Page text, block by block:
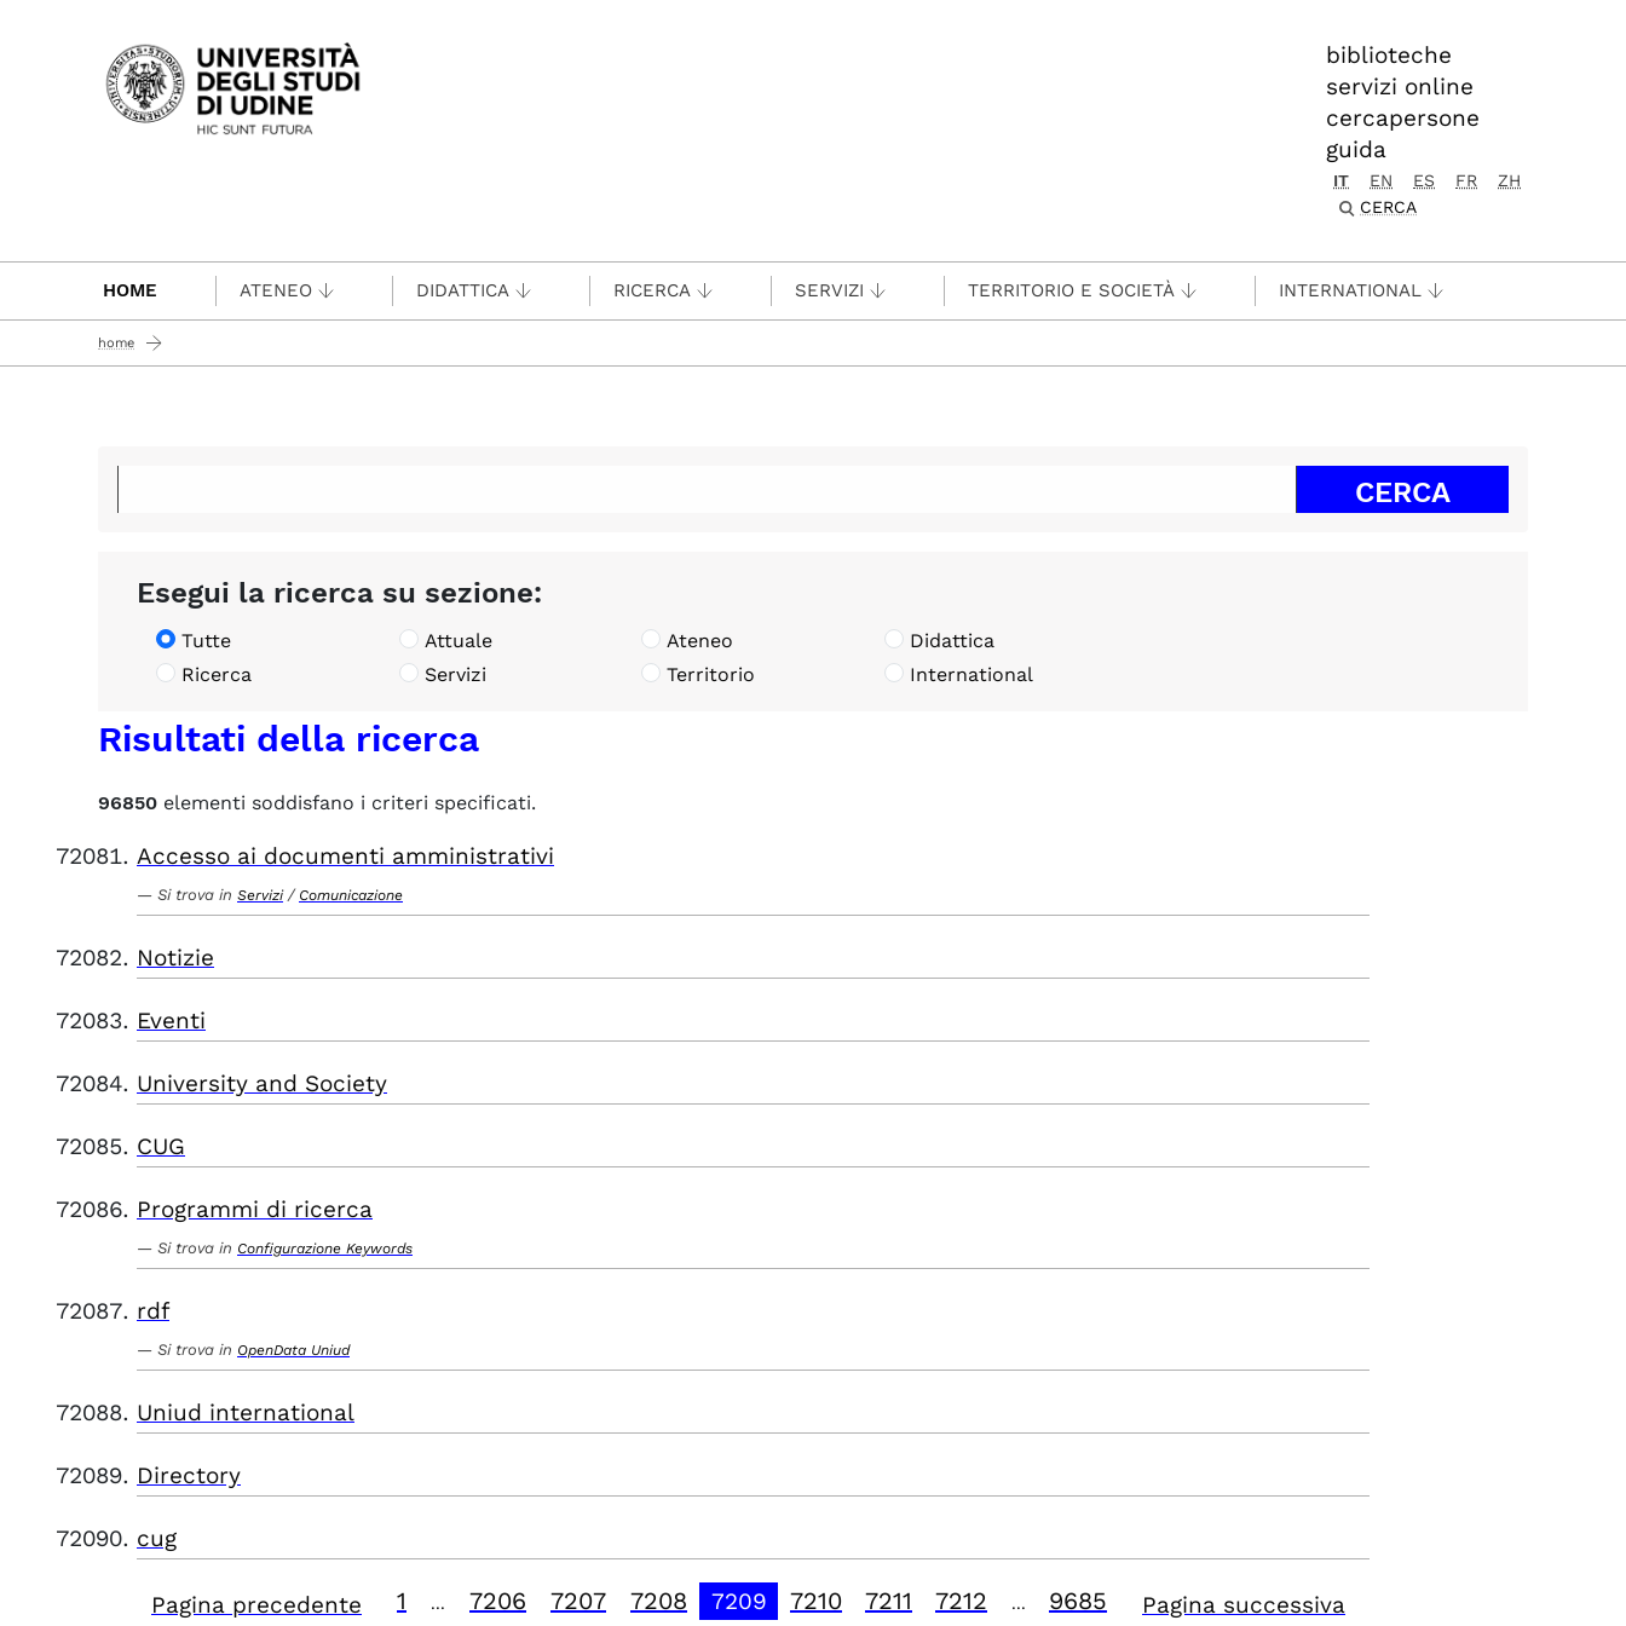
Passa al contenuto principale
biblioteche
servizi online
cercapersone
guida
IT EN ES FR
ZH
CERCA
HOME ATENEO DIDATTICA RICERCA SERVIZI TERRITORIO E SOCIETÀ INTERNATIONAL
home
Esegui la ricerca su sezione:
Tutte Attuale Ateneo
Didattica
Ricerca
Servizi Territorio International
Risultati della ricerca
96850 elementi soddisfano i criteri specificati.
Accesso ai documenti amministrativi
Si trova in Servizi / Comunicazione
Notizie
Eventi
University and Society
CUG
Programmi di ricerca
Si trova in Configurazione Keywords
rdf
Si trova in OpenData Uniud
Uniud international
Directory
cug
Pagina precedente 1 7206 7207 7208 7209 7210 7211 7212 9685 Pagina successiva